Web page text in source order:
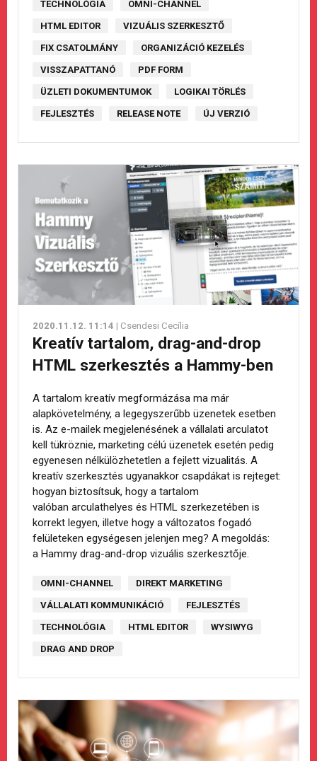
TECHNOLÓGIA OMNI-CHANNEL
HTML EDITOR VIZUÁLIS SZERKESZTŐ
FIX CSATOLMÁNY ORGANIZÁCIÓ KEZELÉS
VISSZAPATTANÓ PDF FORM
ÜZLETI DOKUMENTUMOK LOGIKAI TÖRLÉS
FEJLESZTÉS RELEASE NOTE ÚJ VERZIÓ
2020.11.12. 11:14 | Csendesi Cecília
Kreatív tartalom, drag-and-drop
HTML szerkesztés a Hammy-ben
A tartalom kreatív megformázása ma már
alapkövetelmény, a legegyszerűbb üzenetek esetben
is. Az e-mailek megjelenésének a vállalati arculatot
kell tükröznie, marketing célú üzenetek esetén pedig
egyenesen nélkülözhetetlen a fejlett vizualitás. A
kreatív szerkesztés ugyanakkor csapdákat is rejteget:
hogyan biztosítsuk, hogy a tartalom
valóban arculathelyes és HTML szerkezetében is
korrekt legyen, illetve hogy a változatos fogadó
felületeken egységesen jelenjen meg? A megoldás:
a Hammy drag-and-drop vizuális szerkesztője.
OMNI-CHANNEL DIREKT MARKETING
VÁLLALATI KOMMUNIKÁCIÓ FEJLESZTÉS
TECHNOLÓGIA HTML EDITOR WYSIWYG
DRAG AND DROP